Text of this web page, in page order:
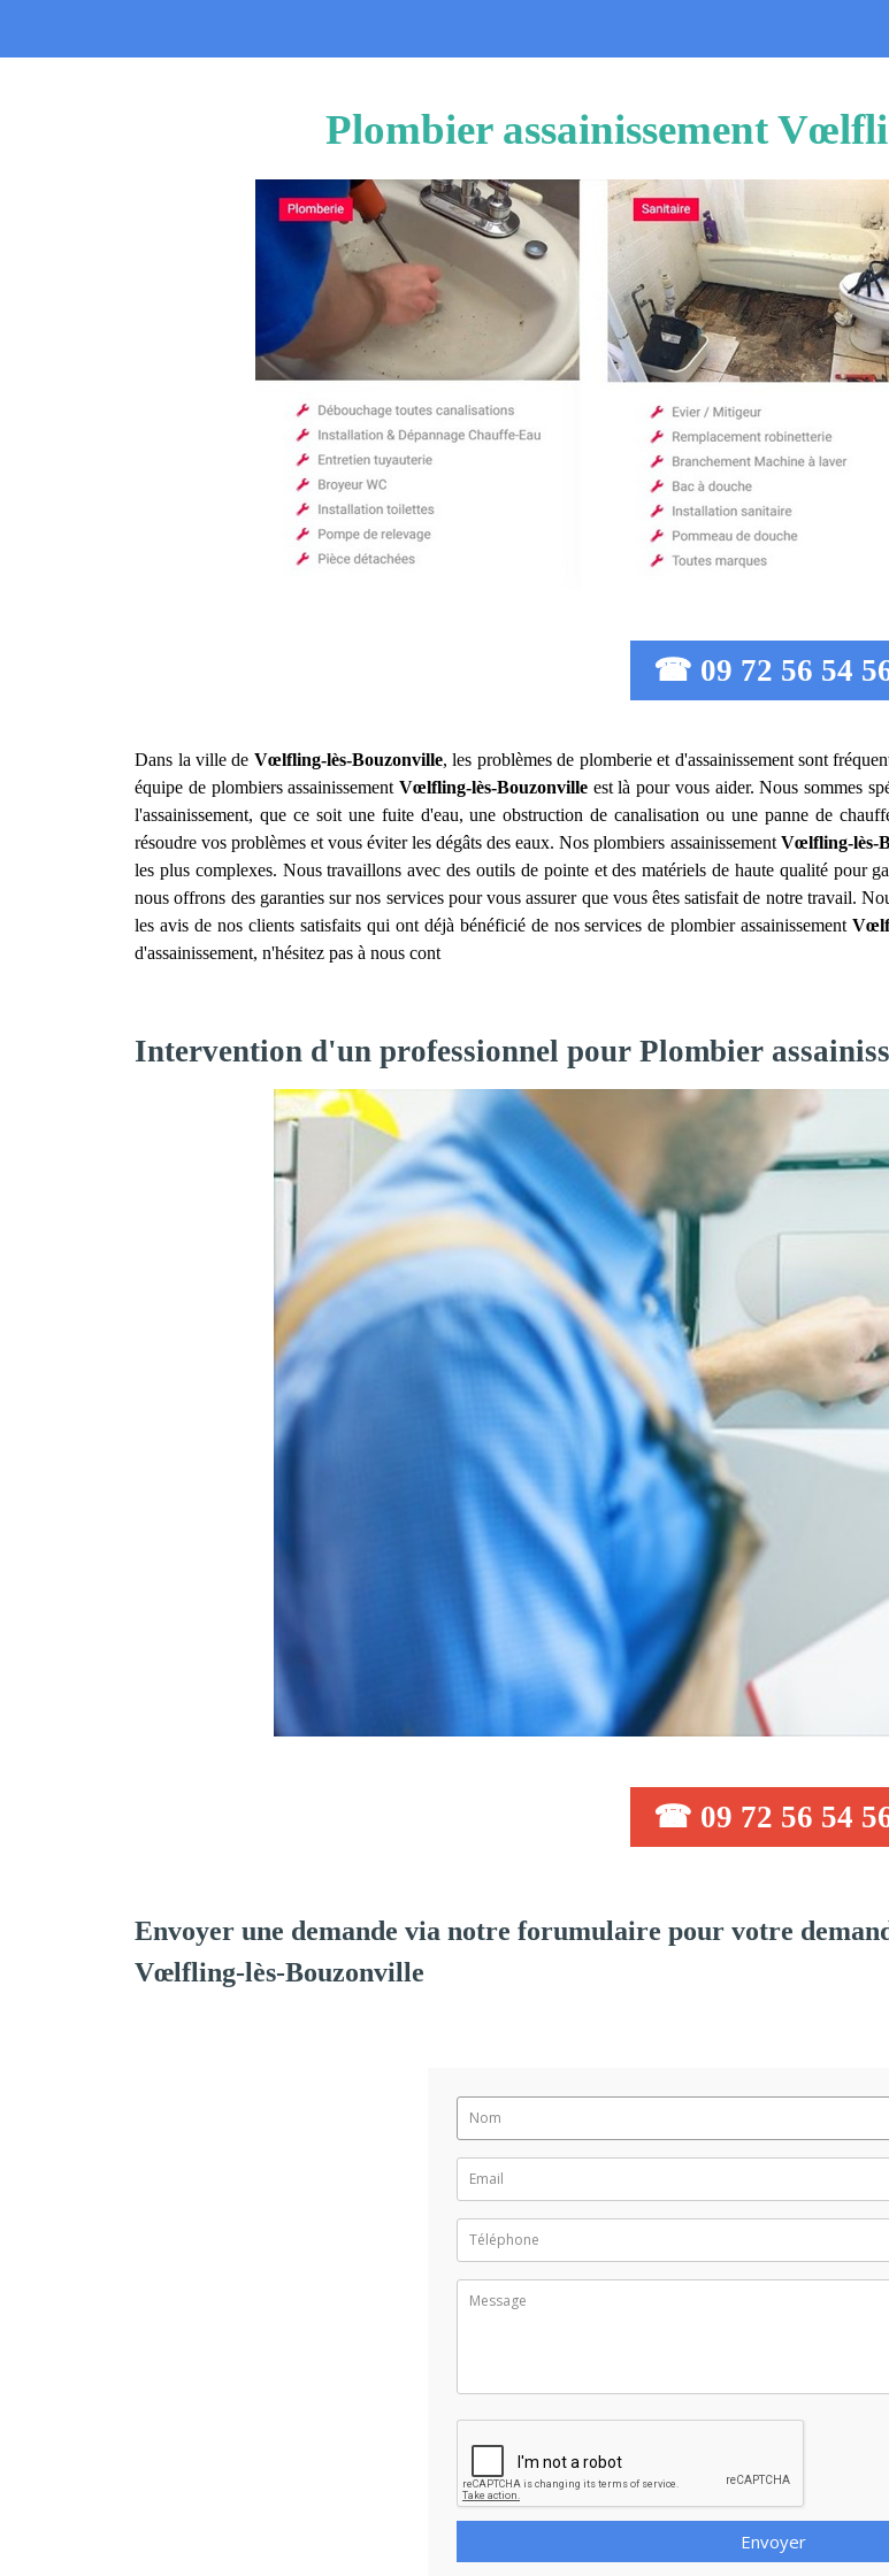
Plombier assainissement
☎ 09 72 56 54
Dans la ville de Vœlfling-lès-Bouzonville, les problèmes de plomberie et d'assainissement sont
équipe de plombiers assainissement Vœlfling-lès-Bouzonvilleest là pour vous aider. Nous sommes
l'assainissement, que ce soit une fuite d'eau, une obstruction de canalisation ou une panne de
résoudre vos problèmes et vous éviter les dégâts des eaux. Nos plombiers assainissement Vœlfling-lès-
les plus complexes. Nous travaillons avec des outils de pointe et des matériels de haute qualité pour
nous offrons des garanties sur nos services pour vous assurer que vous êtes satisfait de notre travail.
les avis de nos clients satisfaits qui ont déjà bénéficié de nos services de plombier assainissement
d'assainissement, n'hésitez pas à nous cont
Intervention d'un professionnel pour Plombier
☎ 09 72 56 54
Envoyer une demande via notre forumulaire pour votre
Vœlfling-lès-Bouzonville
Envoyer